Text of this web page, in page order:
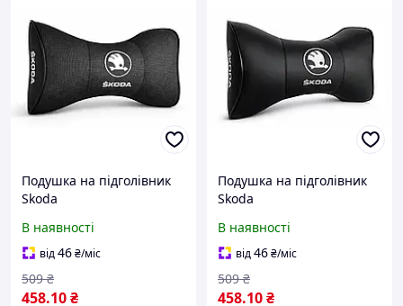
Подушка на підголівник
Skoda
В наявності
від46₴/міс
458.10₴
509 ₴
Подушка на підголівник
Skoda
В наявності
від46₴/міс
458.10₴
509 ₴